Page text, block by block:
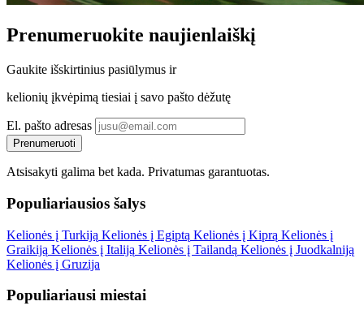
Prenumeruokite naujienlaiškį
Gaukite išskirtinius pasiūlymus ir
kelionių įkvėpimą tiesiai į savo pašto dėžutę
El. pašto adresas
Prenumeruoti
Atsisakyti galima bet kada. Privatumas garantuotas.
Populiariausios šalys
Kelionės į Turkiją Kelionės į Egiptą Kelionės į Kiprą Kelionės į
Graikiją Kelionės į Italiją Kelionės į Tailandą Kelionės į Juodkalniją
Kelionės į Gruzija
Populiariausi miestai